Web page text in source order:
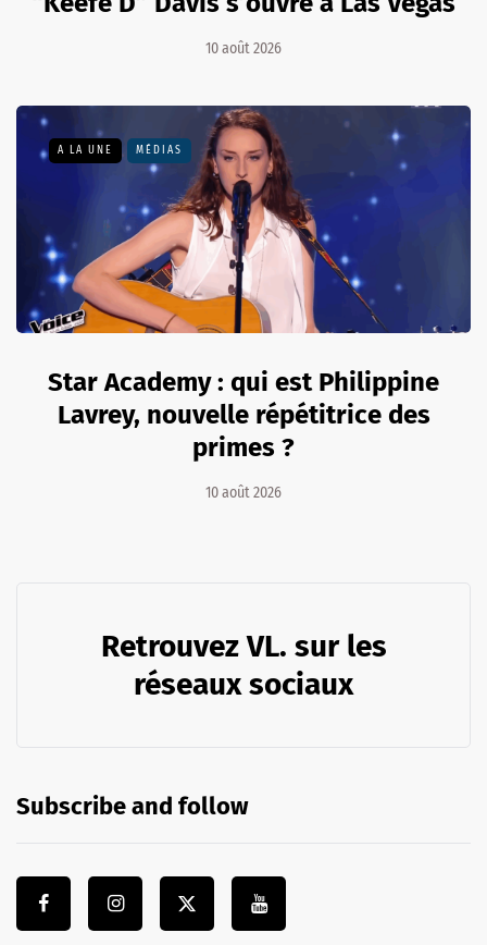
10 août 2026
A LA UNE MÉDIAS
Star Academy : qui est Philippine
Lavrey, nouvelle répétitrice des
primes ?
10 août 2026
Retrouvez VL. sur les
réseaux sociaux
Subscribe and follow